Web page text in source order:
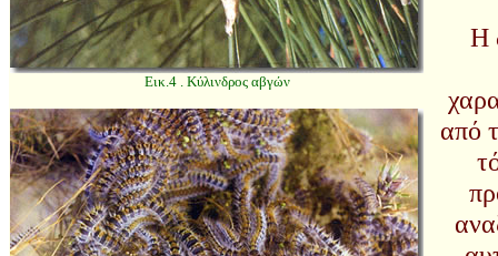
Εικ.4 . Κύλινδρος αβγών
Η
από